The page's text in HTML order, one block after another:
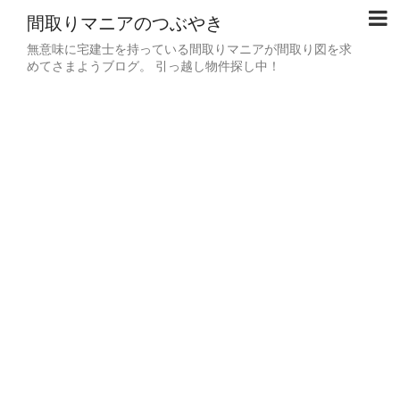
間取りマニアのつぶやき
無意味に宅建士を持っている間取りマニアが間取り図を求
めてさまようブログ。 引っ越し物件探し中！